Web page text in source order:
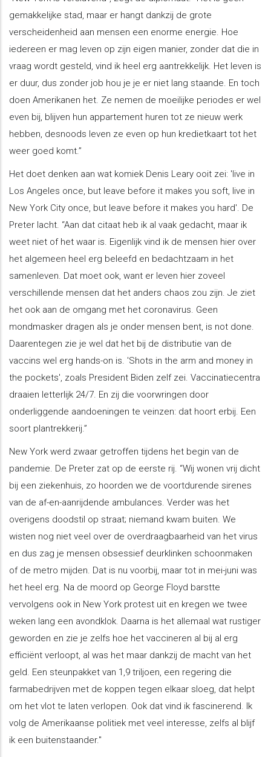
gemakkelijke stad, maar er hangt dankzij de grote
verscheidenheid aan mensen een enorme energie. Hoe
iedereen er mag leven op zijn eigen manier, zonder dat die in
vraag wordt gesteld, vind ik heel erg aantrekkelijk. Het leven is
er duur, dus zonder job hou je je er niet lang staande. En toch
doen Amerikanen het. Ze nemen de moeilijke periodes er wel
even bij, blijven hun appartement huren tot ze nieuw werk
hebben, desnoods leven ze even op hun kredietkaart tot het
weer goed komt.”
Het doet denken aan wat komiek Denis Leary ooit zei: 'live in
Los Angeles once, but leave before it makes you soft, live in
New York City once, but leave before it makes you hard'. De
Preter lacht. “Aan dat citaat heb ik al vaak gedacht, maar ik
weet niet of het waar is. Eigenlijk vind ik de mensen hier over
het algemeen heel erg beleefd en bedachtzaam in het
samenleven. Dat moet ook, want er leven hier zoveel
verschillende mensen dat het anders chaos zou zijn. Je ziet
het ook aan de omgang met het coronavirus. Geen
mondmasker dragen als je onder mensen bent, is not done.
Daarentegen zie je wel dat het bij de distributie van de
vaccins wel erg hands-on is. 'Shots in the arm and money in
the pockets', zoals President Biden zelf zei. Vaccinatiecentra
draaien letterlijk 24/7. En zij die voorwringen door
onderliggende aandoeningen te veinzen: dat hoort erbij. Een
soort plantrekkerij.”
New York werd zwaar getroffen tijdens het begin van de
pandemie. De Preter zat op de eerste rij. “Wij wonen vrij dicht
bij een ziekenhuis, zo hoorden we de voortdurende sirenes
van de af-en-aanrijdende ambulances. Verder was het
overigens doodstil op straat; niemand kwam buiten. We
wisten nog niet veel over de overdraagbaarheid van het virus
en dus zag je mensen obsessief deurklinken schoonmaken
of de metro mijden. Dat is nu voorbij, maar tot in mei-juni was
het heel erg. Na de moord op George Floyd barstte
vervolgens ook in New York protest uit en kregen we twee
weken lang een avondklok. Daarna is het allemaal wat rustiger
geworden en zie je zelfs hoe het vaccineren al bij al erg
efficiënt verloopt, al was het maar dankzij de macht van het
geld. Een steunpakket van 1,9 triljoen, een regering die
farmabedrijven met de koppen tegen elkaar sloeg, dat helpt
om het vlot te laten verlopen. Ook dat vind ik fascinerend. Ik
volg de Amerikaanse politiek met veel interesse, zelfs al blijf
ik een buitenstaander."